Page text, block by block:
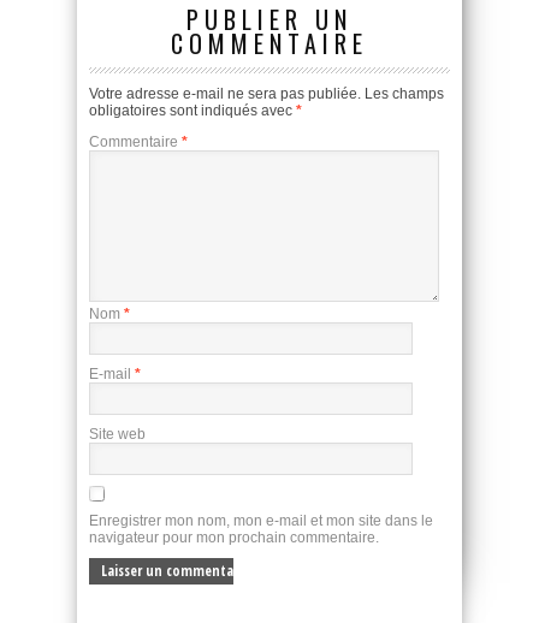
PUBLIER UN
COMMENTAIRE
Votre adresse e-mail ne sera pas publiée. Les champs
obligatoires sont indiqués avec *
Commentaire *
Nom *
E-mail *
Site web
Enregistrer mon nom, mon e-mail et mon site dans le
navigateur pour mon prochain commentaire.